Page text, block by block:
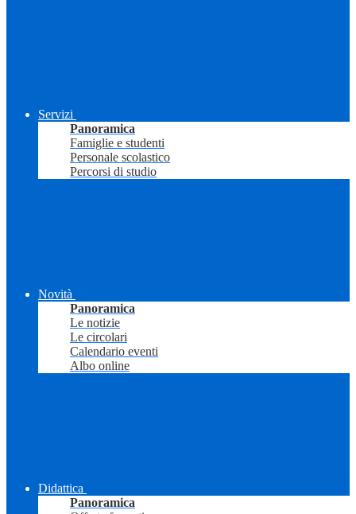
Servizi
Panoramica
Famiglie e studenti
Personale scolastico
Percorsi di studio
Novità
Panoramica
Le notizie
Le circolari
Calendario eventi
Albo online
Didattica
Panoramica